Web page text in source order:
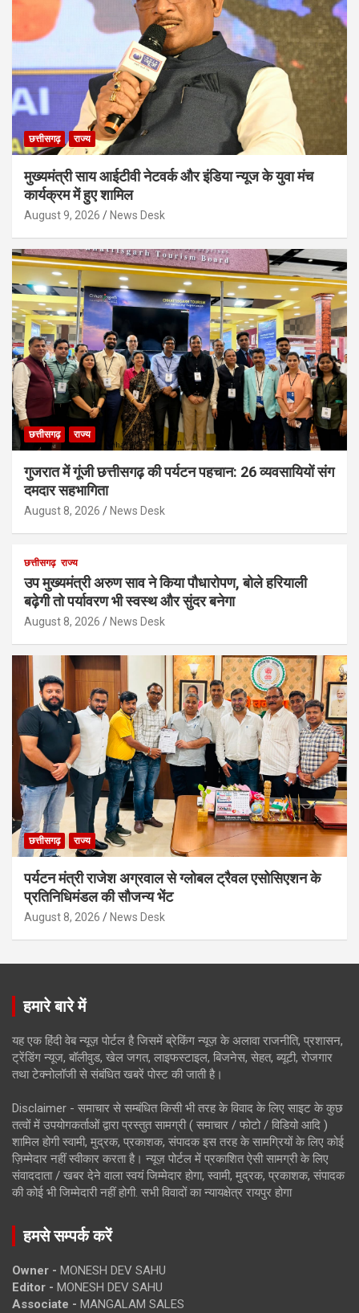
छत्तीसगढ़ राज्य
मुख्यमंत्री साय आईटीवी नेटवर्क और इंडिया न्यूज के युवा मंच
कार्यक्रम में हुए शामिल
August 9, 2026 News Desk
छत्तीसगढ़ राज्य
गुजरात में गूंजी छत्तीसगढ़ की पर्यटन पहचान: 26 व्यवसायियों संग
दमदार सहभागिता
August 8, 2026 News Desk
छत्तीसगढ़ राज्य
उप मुख्यमंत्री अरुण साव ने किया पौधारोपण, बोले हरियाली
बढ़ेगी तो पर्यावरण भी स्वस्थ और सुंदर बनेगा
August 8, 2026 News Desk
छत्तीसगढ़ राज्य
पर्यटन मंत्री राजेश अग्रवाल से ग्लोबल ट्रैवल एसोसिएशन के
प्रतिनिधिमंडल की सौजन्य भेंट
August 8, 2026 News Desk
हमारे बारे में
यह एक हिंदी वेब न्यूज़ पोर्टल है जिसमें ब्रेकिंग न्यूज़ के अलावा राजनीति, प्रशासन,
ट्रेंडिंग न्यूज, बॉलीवुड, खेल जगत, लाइफस्टाइल, बिजनेस, सेहत, ब्यूटी, रोजगार
तथा टेक्नोलॉजी से संबंधित खबरें पोस्ट की जाती है।
Disclaimer - समाचार से सम्बंधित किसी भी तरह के विवाद के लिए साइट के कुछ
तत्वों में उपयोगकर्ताओं द्वारा प्रस्तुत सामग्री ( समाचार / फोटो / विडियो आदि )
शामिल होगी स्वामी, मुद्रक, प्रकाशक, संपादक इस तरह के सामग्रियों के लिए कोई
ज़िम्मेदार नहीं स्वीकार करता है। न्यूज़ पोर्टल में प्रकाशित ऐसी सामग्री के लिए
संवाददाता / खबर देने वाला स्वयं जिम्मेदार होगा, स्वामी, मुद्रक, प्रकाशक, संपादक
की कोई भी जिम्मेदारी नहीं होगी. सभी विवादों का न्यायक्षेत्र रायपुर होगा
हमसे सम्पर्क करें
Owner - MONESH DEV SAHU
Editor - MONESH DEV SAHU
Associate - MANGALAM SALES